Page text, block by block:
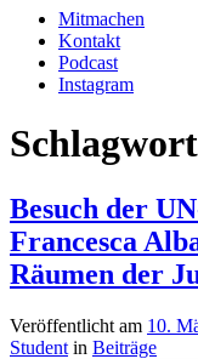
Mitmachen
Kontakt
Podcast
Instagram
Besuch der
Francesca
Räumen der
Veröffentlicht am 10.
Student in Beiträge